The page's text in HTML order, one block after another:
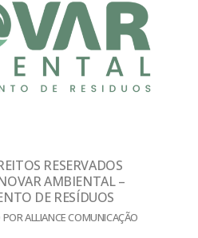
RESERVADOS
AMBIENTAL –
DE RESÍDUOS
ALLIANCE COMUNICAÇÃO